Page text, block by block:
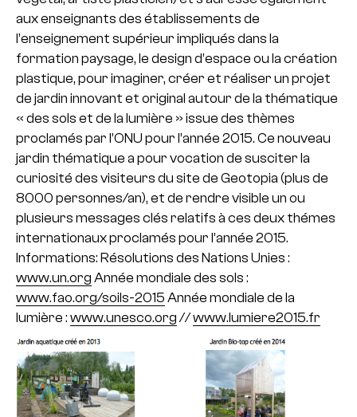
aux enseignants des établissements de
l’enseignement supérieur impliqués dans la
formation paysage, le design d’espace ou la création
plastique, pour imaginer, créer et réaliser un projet
de jardin innovant et original autour de la thématique
« des sols et de la lumière » issue des thèmes
proclamés par l’ONU pour l’année 2015. Ce nouveau
jardin thématique a pour vocation de susciter la
curiosité des visiteurs du site de Geotopia (plus de
8000 personnes/an), et de rendre visible un ou
plusieurs messages clés relatifs à ces deux thémes
internationaux proclamés pour l’année 2015.
Informations: Résolutions des Nations Unies :
www.un.org Année mondiale des sols :
www.fao.org/soils-2015 Année mondiale de la
lumière : www.unesco.org//www.lumiere2015.fr